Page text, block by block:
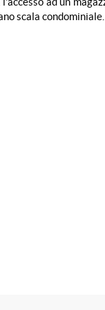
scala condominiale.